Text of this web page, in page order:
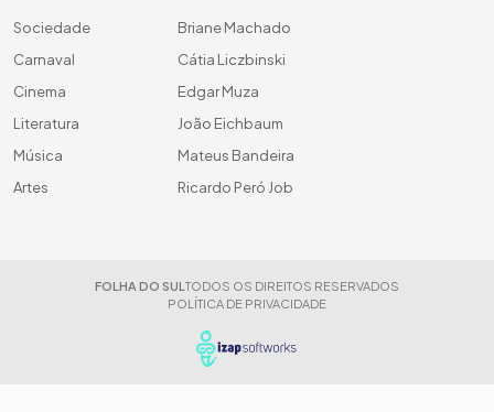
Sociedade
Carnaval
Cinema
Literatura
Música
Artes
Briane Machado
Cátia Liczbinski
Edgar Muza
João Eichbaum
Mateus Bandeira
Ricardo Peró Job
FOLHA DO SUL TODOS OS DIREITOS RESERVADOS
POLÍTICA DE PRIVACIDADE